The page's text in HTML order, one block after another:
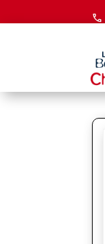
call